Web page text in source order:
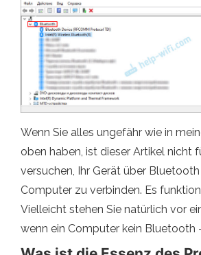
Wenn Sie alles ungefähr wie in
oben haben, ist dieser Artikel nicht
versuchen, Ihr Gerät über
Computer zu verbinden. Es
Vielleicht stehen Sie natürlich vor
wenn ein Computer kein Bluetooth